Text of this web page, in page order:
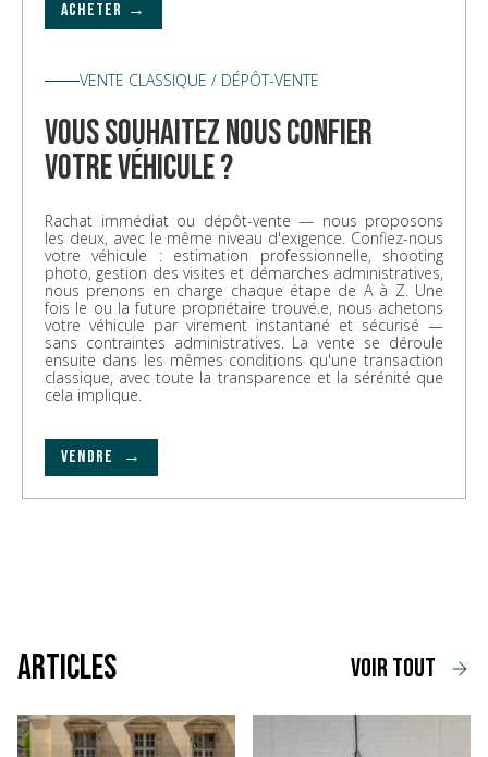
ACHETER →
VENTE CLASSIQUE / DÉPÔT-VENTE
vous souhaitez nous confier
votre véhicule ?
Rachat immédiat ou dépôt-vente — nous proposons
les deux, avec le même niveau d'exigence. Confiez-nous
votre véhicule : estimation professionnelle, shooting
photo, gestion des visites et démarches administratives,
nous prenons en charge chaque étape de A à Z. Une
fois le ou la future propriétaire trouvé.e, nous achetons
votre véhicule par virement instantané et sécurisé —
sans contraintes administratives. La vente se déroule
ensuite dans les mêmes conditions qu'une transaction
classique, avec toute la transparence et la sérénité que
cela implique.
VENDRE →
voir tout
Articles